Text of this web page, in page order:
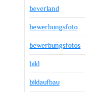
beverland
bewerbungsfoto
bewerbungsfotos
bild
bildaufbau